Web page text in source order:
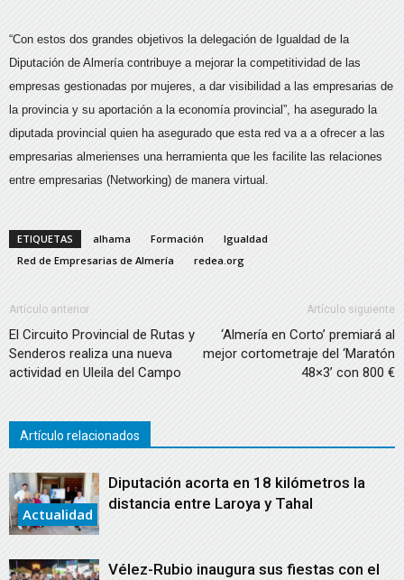
“Con estos dos grandes objetivos la delegación de Igualdad de la
Diputación de Almería contribuye a mejorar la competitividad de las
empresas gestionadas por mujeres, a dar visibilidad a las empresarias de
la provincia y su aportación a la economía provincial”, ha asegurado la
diputada provincial quien ha asegurado que esta red va a a ofrecer a las
empresarias almerienses una herramienta que les facilite las relaciones
entre empresarias (Networking) de manera virtual.
ETIQUETAS alhama Formación
Igualdad
Red de Empresarias de Almería
redea.org
Artículo anterior
El Circuito Provincial de Rutas y
Senderos realiza una nueva
actividad en Uleila del Campo
Artículo siguiente
‘Almería en Corto’ premiará al
mejor cortometraje del ‘Maratón
48×3’ con 800 €
Artículo relacionados
Actualidad
Diputación acorta en 18 kilómetros la
distancia entre Laroya y Tahal
Vélez-Rubio inaugura sus fiestas con el